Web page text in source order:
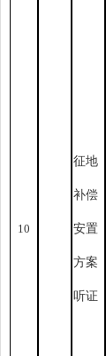
10
征地
补偿
安置
方案
听证